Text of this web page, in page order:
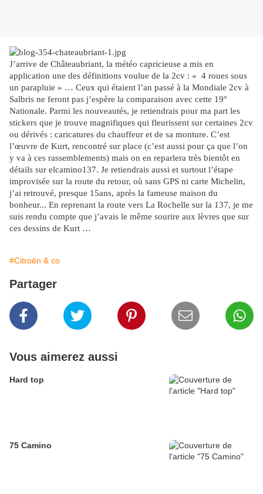
J’arrive de Châteaubriant, la météo capricieuse a mis en
application une des définitions voulue de la 2cv : « 4 roues sous
un parapluie » … Ceux qui étaient l’an passé à la Mondiale 2cv à
Salbris ne feront pas j’espère la comparaison avec cette 19°
Nationale. Parmi les nouveautés, je retiendrais pour ma part les
stickers que je trouve magnifiques qui fleurissent sur certaines 2cv
ou dérivés : caricatures du chauffeur et de sa monture. C’est
l’œuvre de Kurt, rencontré sur place (c’est aussi pour ça que l’on
y va à ces rassemblements) mais on en reparlera très bientôt en
détails sur elcamino137. Je retiendrais aussi et surtout l’étape
improvisée sur la route du retour, où sans GPS ni carte Michelin,
j’ai retrouvé, presque 15ans, après la fameuse maison du
bonheur... En reprenant la route vers La Rochelle sur la 137, je me
suis rendu compte que j’avais le même sourire aux lèvres que sur
ces dessins de Kurt …
#Citroën & co
Partager
Vous aimerez aussi
Hard top
75 Camino